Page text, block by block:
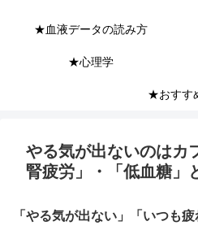
★血液データの読み方
★心理学
★おすす
やる気が出ないのはカ
腎疲労」・「低血糖」
「やる気が出ない」「いつも